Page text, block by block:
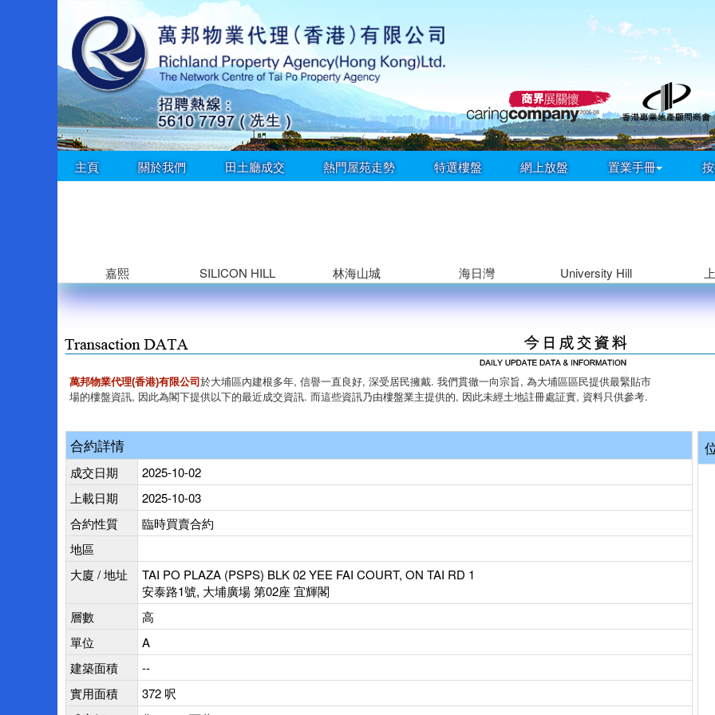
主頁 關於我們 田土廳成交 熱門屋苑走勢 特選樓盤 網上放盤 置業手冊
嘉熙 SILICON HILL 林海山城 海日灣 University Hill
萬邦物業代理(香港)有限公司 於大埔區內建根多年, 信譽一直良好, 深受居民擁戴. 我們貫徹一向宗旨, 為大埔區區民提供最緊貼市
場的樓盤資訊, 因此為閣下提供以下的最近成交資訊. 而這些資訊乃由樓盤業主提供的, 因此未經土地註冊處証實, 資料只供參考.
合約詳情
成交日期
2025-10-02
上載日期
2025-10-03
合約性質
臨時買賣合約
地區
大廈 / 地址
TAI PO PLAZA (PSPS) BLK 02 YEE FAI COURT, ON TAI RD 1
安泰路1號, 大埔廣場 第02座 宜輝閣
層數
高
單位
A
建築面積
--
實用面積
372 呎